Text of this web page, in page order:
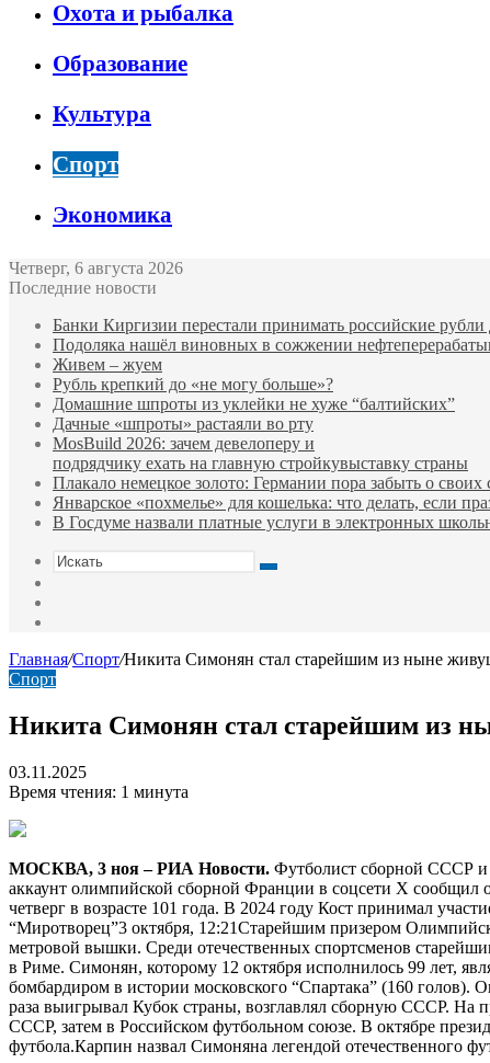
Охота и рыбалка
Образование
Культура
Спорт
Экономика
Четверг, 6 августа 2026
Последние новости
Банки Киргизии перестали принимать российские
Подоляка нашёл виновных в сожжении
Живем – жуем
Рубль крепкий до «не могу больше»?
Домашние шпроты из уклейки не хуже “балтийских”
Дачные «шпроты» растаяли во рту
MosBuild 2026: зачем девелоперу и
подрядчиĸу ехать на главную стройĸувыставĸу страны
Плакало немецкое золото: Германии пора забыть о
Январское «похмелье» для кошелька: что делать, если
В Госдуме назвали платные услуги в электронных
Искать
Главная/Спорт/Никита Симонян стал старейшим из ныне
Спорт
Никита Симонян стал старейшим из
03.11.2025
Время чтения: 1 минута
МОСКВА, 3 ноя – РИА Новости. Футболист сборной СССР и
аккаунт олимпийской сборной Франции в соцсети Х сообщил
четверг в возрасте 101 года. В 2024 году Кост принимал
“Миротворец”3 октября, 12:21Старейшим призером
метровой вышки. Среди отечественных спортсменов
в Риме. Симонян, которому 12 октября исполнилось 99 лет,
бомбардиром в истории московского “Спартака” (160
раза выигрывал Кубок страны, возглавлял сборную СССР. На
СССР, затем в Российском футбольном союзе. В октябре
футбола.Карпин назвал Симоняна легендой отечественного